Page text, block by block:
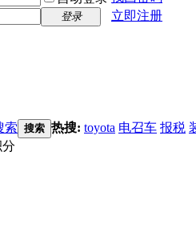
登录
立即注册
索 搜索 热搜: toyota 电召车 报税